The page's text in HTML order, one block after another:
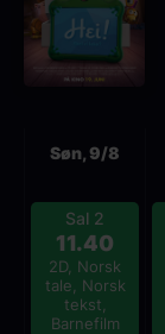
Søn, 9/8
Sal 2
11.40
2D, Norsk
tale, Norsk
tekst,
Barnefilm